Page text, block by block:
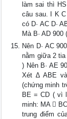
làm sai thì
câu sau. I K
có D· AC D·
Mà B· AD
Nên D· AC
nằm giữa 2
) Nên B· AE
Xét ∆ ABE
(chứng minh
BE = CD ( vì
minh: MA 
trung điểm